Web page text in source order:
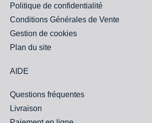
Politique de confidentialité
Conditions Générales de Vente
Gestion de cookies
Plan du site
AIDE
Questions fréquentes
Livraison